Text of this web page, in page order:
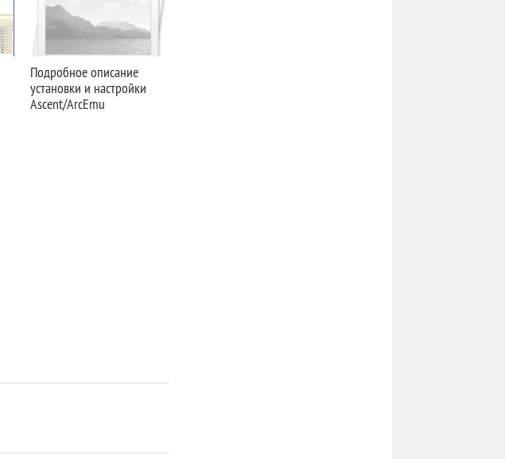
Подробное описание
установки и настройки
Ascent/ArcEmu